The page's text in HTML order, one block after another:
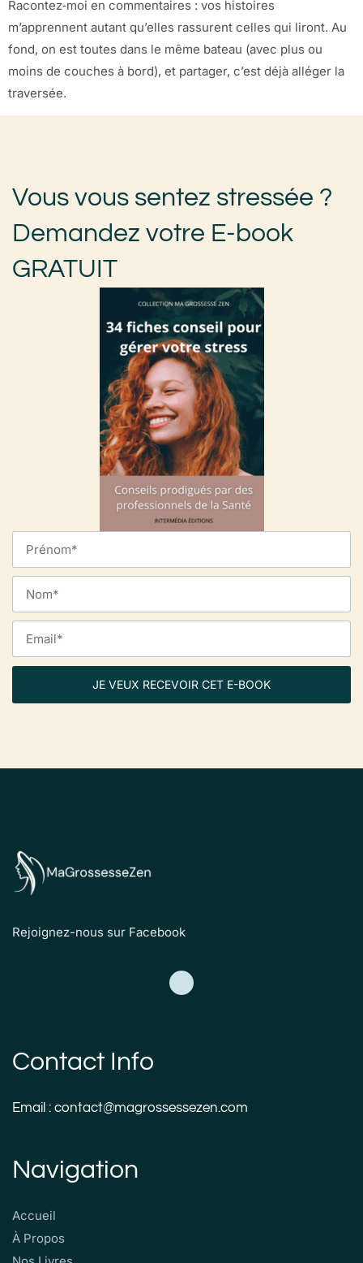
Racontez‑moi en commentaires : vos histoires
m’apprennent autant qu’elles rassurent celles qui liront. Au
fond, on est toutes dans le même bateau (avec plus ou
moins de couches à bord), et partager, c’est déjà alléger la
traversée.
Vous vous sentez stressée ?
Demandez votre E-book
GRATUIT
JE VEUX RECEVOIR CET E-BOOK
Rejoignez-nous sur Facebook
Contact Info
Email : contact@magrossessezen.com
Navigation
Accueil
À Propos